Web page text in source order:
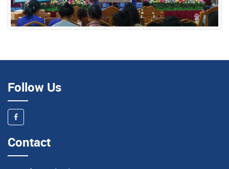
Follow Us
Contact